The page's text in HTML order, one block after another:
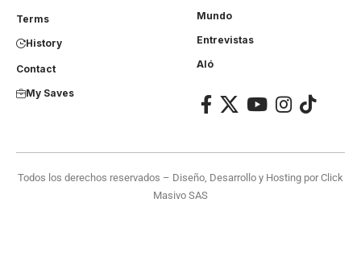
Terms
History
Contact
My Saves
Mundo
Entrevistas
Aló
Todos los derechos reservados – Diseño, Desarrollo y Hosting porClick
Masivo SAS